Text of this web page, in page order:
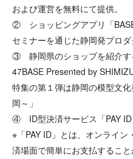
および運営を無料にて提供。
② ショッピングアプリ「
セミナーを通じた静岡発プロ
③ 静岡県のショップを紹介す
47BASE Presented by
特集の第１弾は静岡の模型文
岡～」
④ ID型決済サービス「PAY
※「PAY ID」とは、オンライ
済場面で簡単にお支払するこ